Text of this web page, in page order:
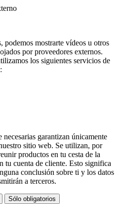
podemos mostrarte vídeos u otros
por proveedores externos.
los siguientes servicios de
garantizan únicamente
sitio web. Se utilizan, por
productos en tu cesta de la
tu cuenta de cliente. Esto significa
conclusión sobre ti y los datos
a terceros.
Sólo obligatorios